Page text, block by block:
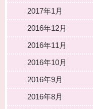
2017年1月
2016年12月
2016年11月
2016年10月
2016年9月
2016年8月